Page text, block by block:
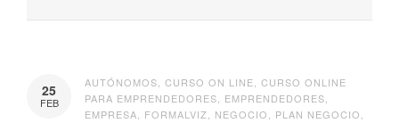
25
FEB
AUTÓNOMOS CURSO ON LINE CURSO ONLINE
PARA EMPRENDEDORES
EMPRENDEDORES
EMPRESA
FORMALVIZ NEGOCIO PLAN NEGOCIO